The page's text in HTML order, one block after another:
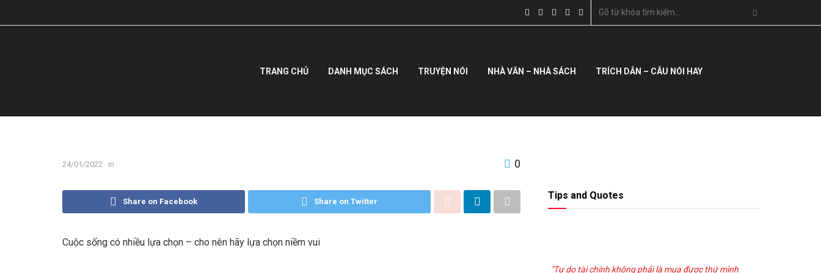
TRANG CHỦ DANH MỤC SÁCH TRUYỆN NÓI NHÀ VĂN – NHÀ SÁCH TRÍCH DẪN – CÂU NÓI HAY
24/01/2022 in 0
Share on Facebook Share on Twitter
Cuộc sống có nhiều lựa chọn – cho nên hãy lựa chọn niềm vui
Tips and Quotes
"Tự do tài chính không phải là mua được thứ mình